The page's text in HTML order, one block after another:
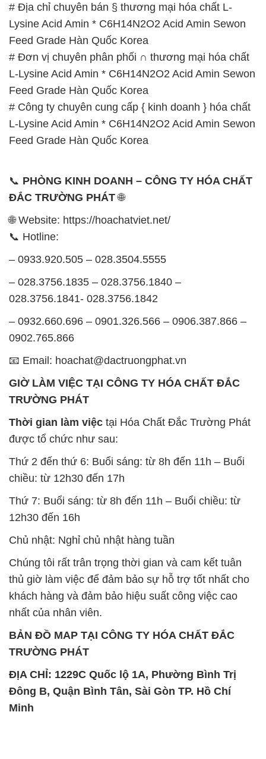
# Địa chỉ chuyên bán § thương mại hóa chất L-
Lysine Acid Amin * C6H14N2O2 Acid Amin Sewon
Feed Grade Hàn Quốc Korea
# Đơn vị chuyên phân phối ∩ thương mại hóa chất
L-Lysine Acid Amin * C6H14N2O2 Acid Amin Sewon
Feed Grade Hàn Quốc Korea
# Công ty chuyên cung cấp { kinh doanh } hóa chất
L-Lysine Acid Amin * C6H14N2O2 Acid Amin Sewon
Feed Grade Hàn Quốc Korea
📞 PHÒNG KINH DOANH – CÔNG TY HÓA CHẤT
ĐẮC TRƯỜNG PHÁT🌐
🌐 Website: https://hoachatviet.net/
📞 Hotline:
– 0933.920.505 – 028.3504.5555
– 028.3756.1835 – 028.3756.1840 –
028.3756.1841- 028.3756.1842
– 0932.660.696 – 0901.326.566 – 0906.387.866 –
0902.765.866
📧 Email: hoachat@dactruongphat.vn
GIỜ LÀM VIỆC TẠI CÔNG TY HÓA CHẤT ĐẮC
TRƯỜNG PHÁT
Thời gian làm việc tại Hóa Chất Đắc Trường Phát
được tổ chức như sau:
Thứ 2 đến thứ 6: Buổi sáng: từ 8h đến 11h – Buổi
chiều: từ 12h30 đến 17h
Thứ 7: Buổi sáng: từ 8h đến 11h – Buổi chiều: từ
12h30 đến 16h
Chủ nhật: Nghỉ chủ nhật hàng tuần
Chúng tôi rất trân trọng thời gian và cam kết tuân
thủ giờ làm việc để đảm bảo sự hỗ trợ tốt nhất cho
khách hàng và đảm bảo hiệu suất công việc cao
nhất của nhân viên.
BẢN ĐỒ MAP TẠI CÔNG TY HÓA CHẤT ĐẮC
TRƯỜNG PHÁT
ĐỊA CHỈ: 1229C Quốc lộ 1A, Phường Bình Trị
Đông B, Quận Bình Tân, Sài Gòn TP. Hồ Chí
Minh